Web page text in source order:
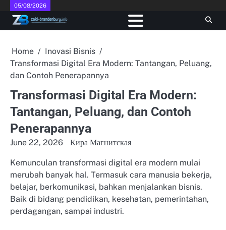
Skip
content
05/08/2026
Home
Inovasi Bisnis
Transformasi Digital Era Modern: Tantangan, Peluang,
dan Contoh Penerapannya
Transformasi Digital Era Modern:
Tantangan, Peluang, dan Contoh
Penerapannya
June 22, 2026 Кира Магнитская
Kemunculan transformasi digital era modern mulai
merubah banyak hal. Termasuk cara manusia bekerja,
belajar, berkomunikasi, bahkan menjalankan bisnis.
Baik di bidang pendidikan, kesehatan, pemerintahan,
perdagangan, sampai industri.